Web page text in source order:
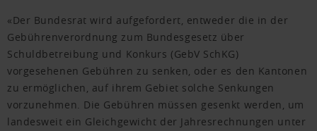
«Der Bundesrat wird aufgefordert, entweder die in der
Gebührenverordnung zum Bundesgesetz über
Schuldbetreibung und Konkurs (GebV SchKG)
vorgesehenen Gebühren zu senken, oder es den Kantonen
zu ermöglichen, auf ihrem Gebiet solche Senkungen
vorzunehmen. Die Gebühren müssen gesenkt werden, um
landesweit ein Gleichgewicht der Jahresrechnungen unter